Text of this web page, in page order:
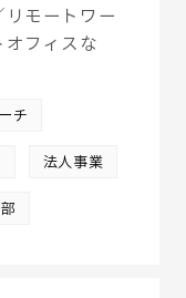
モートワー
オフィスな
チ
法人事業